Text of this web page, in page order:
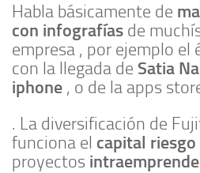
Habla básicamente de
con infografías de
empresa , por ejemplo
con la llegada de Satia
iphone , o de la apps
. La diversificación de
funciona el capital riesgo
proyectos